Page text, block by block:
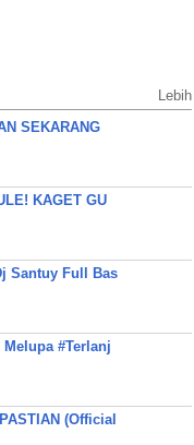
Lebih
SEKARANG
KAGET GU
Santuy Full Bas
#Terlanj
(Official